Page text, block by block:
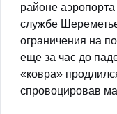
районе аэропорта
службе
ограничения на
еще за час до
«ковра»
спровоцировав